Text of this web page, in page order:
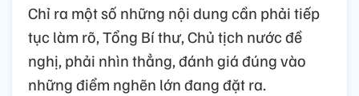
Chỉ ra một số những nội dung cần phải tiếp
tục làm rõ, Tổng Bí thư, Chủ tịch nước đề
nghị, phải nhìn thẳng, đánh giá đúng vào
những điểm nghẽn lớn đang đặt ra.